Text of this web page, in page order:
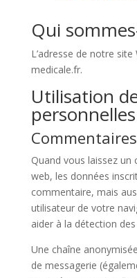
Qui
L’adresse de notre
medicale.fr.
Utilisation
Commentaires
Quand vous laissez
web, les données
commentaire, mais
utilisateur de votre
aider à la détection
Une chaîne
de messagerie